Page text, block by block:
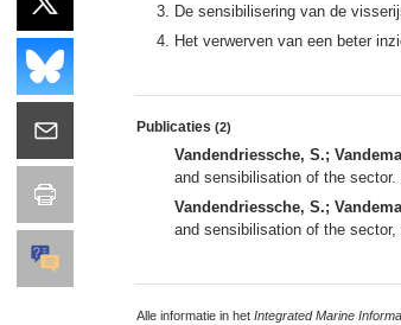
De sensibilisering van de
Het verwerven van een beter
Publicaties (2)
Vandendriessche, S.;
and sensibilisation of the
Vandendriessche, S.;
and sensibilisation of the sector,
Alle informatie in het Integrated Marine